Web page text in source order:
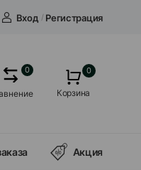
Вход / Регистрация
0 0
Корзина
Акция